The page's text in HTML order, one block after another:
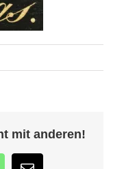
mit anderen!